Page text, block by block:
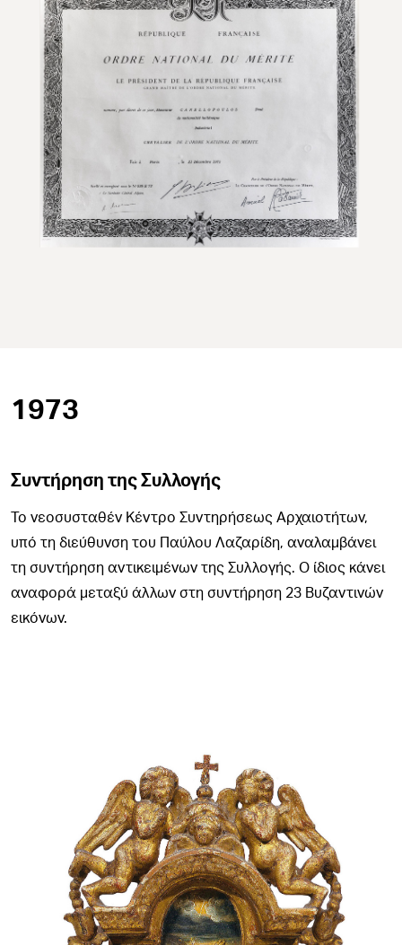
1973
Συντήρηση της Συλλογής
Το νεοσυσταθέν Κέντρο Συντηρήσεως Αρχαιοτήτων,
υπό τη διεύθυνση του Παύλου Λαζαρίδη, αναλαμβάνει
τη συντήρηση αντικειμένων της Συλλογής. Ο ίδιος κάνει
αναφορά μεταξύ άλλων στη συντήρηση 23 Βυζαντινών
εικόνων.